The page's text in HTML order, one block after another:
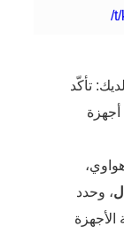
تأكّد
، وحدد